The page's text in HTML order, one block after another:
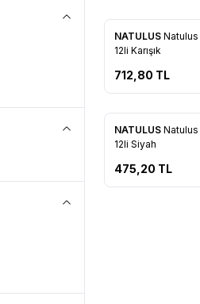
Favorilere Ekle
NATULUS Natulus
12li Karışık
712,80 TL
Favorilere Ekle
Tükendi
NATULUS Natulus
12li Siyah
475,20 TL